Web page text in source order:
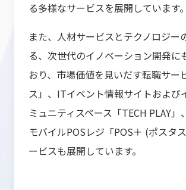
る多様なサービスを展開しています。
また、人材サービスとテクノロジー
る、次世代のイノベーション開発に
おり、市場価値を見いだす転職サー
ス」、ITイベント情報サイトおよび
ミュニティスペース「TECH PLAY
モバイルPOSレジ「POS＋ (ポスタ
ービスも展開しています。